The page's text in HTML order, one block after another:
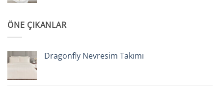
ÖNE ÇIKANLAR
Dragonfly Nevresim Takımı